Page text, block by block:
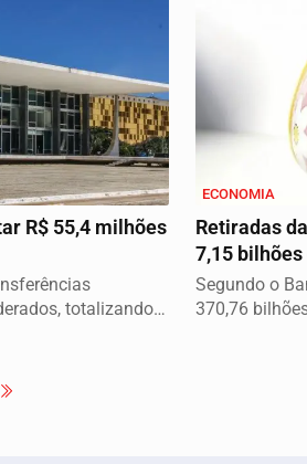
R$ 55,4 milhões
totalizando
ECONOMIA
Retiradas
7,15
Segundo o
370,76